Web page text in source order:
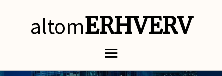
altomERHVERV